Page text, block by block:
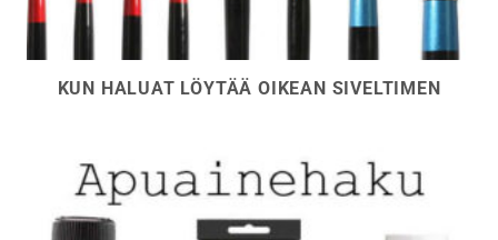
KUN HALUAT LÖYTÄÄ OIKEAN SIVELTIMEN